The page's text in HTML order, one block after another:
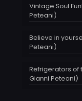
Vintage Soul
Peteani)
Believe in
Peteani)
Refrigerators of
Gianni Peteani)